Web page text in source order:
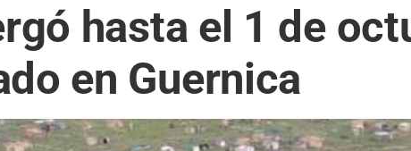
hasta el 1 de
en Guernica